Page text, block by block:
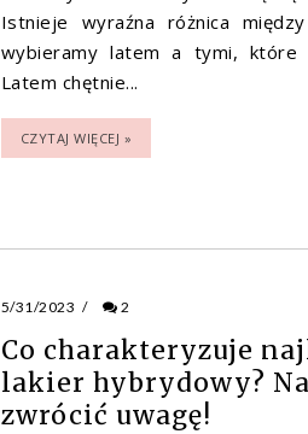
Istnieje wyraźna różnica
wybieramy latem a tymi, które
Latem chętnie...
CZYTAJ WIĘCEJ »
5/31/2023 / 2
Co charakteryzuje
lakier hybrydowy?
zwrócić uwagę!